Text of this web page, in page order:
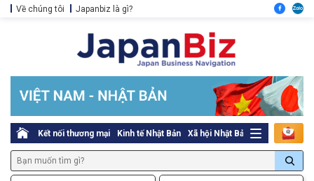
Về chúng tôi Japanbiz là gì?
Kết nối thương mại Kinh tế Nhật Bản Xã hội Nhật Bản Thủ tục pháp